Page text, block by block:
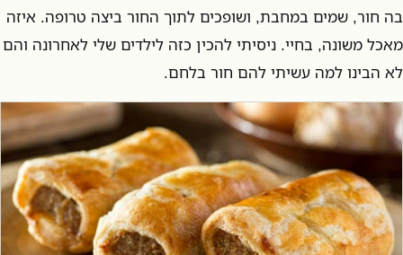
בה חור, שמים במחבת, ושופכים לתוך החור ביצה טרופה. איזה
מאכל משונה, בחיי. ניסיתי להכין כזה לילדים שלי לאחרונה והם
לא הבינו למה עשיתי להם חור בלחם.